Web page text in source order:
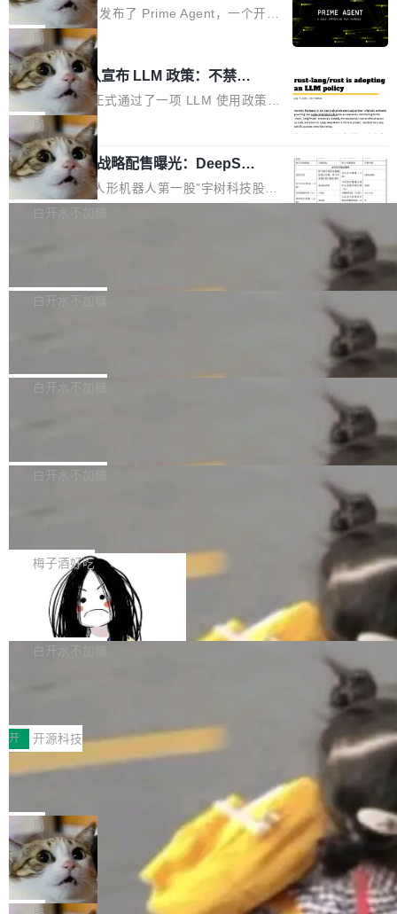
r Day）将在杭州启航。活动面向智能硬件产业
链企业和开发者，邀请行业专家与资深技术顾
问，围绕开源鸿蒙技术能力、设备适配、芯片适
配、功耗与稳定性调优、兼容性测评及统一互联
等内容展开系统讲解和实战交流，帮助企业进一
步了解开源鸿蒙在智能...
opilot coding agent 全部受影响。从检测到完全
恢复，大约 12 小时。 这是 2026 年 8 月的第六
起事故，其中四起与 AI/Copilot 服务相关。 Git
Hub 员工 kdaigle 在 HN 讨论中贴出了一组数
据：2025 年全年 10 亿次 commit。现在，每周
2.75 亿次，全年预计 140 亿次。GitHub...
进的编程 Agent，ARC-AGI 3 超越人类
专家基线
Prime Intellect 发布了 Prime Agent，一个开源
的编程 Agent Harness，核心设计围绕两个抽
象：Recursive Language Model（RLM）和 C
ontinual Harness。在 ARC-AGI 3 基准测试
上，Prime Agent + Opus 5 的组合达到了 95.
5% RHAE Best@1，超过了 ARC 报告的人类专
家基线 95.4%。 不是又一个 coding agent 包装
器 Prime Agent 的架构和市面上大多数 coding
agent 有本质区别。大多数 agent harness 的设
计是基于早期模型的能力—...
局
Rust 项目团队宣布 LLM 政策：不禁
止，但你要承认哪些代码不是你写的
Rust 语言项目正式通过了一项 LLM 使用政策，
覆盖 rust-lang/rust 单一仓库的代码贡献。这不
是项目级别的官方立场，目前由五个团队采纳，
但它可能是主流开源项目中关于 AI 辅助贡献最
细致的一份规则。 政策的核心只有一句话：LLM
可以用来分析、提炼、审阅、建议，但不能用来
不得生成涉及安全性的关键变更，除非作者本身
局
宇树科技 IPO 战略配售曝光：DeepSe
ek 获配 93.3 万股，锁定 36 个月
8月6日晚间，“人形机器人第一股”宇树科技股份
有限公司披露IPO发行价格及战略配售结果，杭
36个月。 公告显示，本次宇树科技战略配售对
员工参与设立的专项资产管理计划。其中，Dee
获配9...
白开水不加糖
Bug fixes and enhancements 修复多次传递同
一个回归问题，该问题导致拉取镜像时会拒绝包
题，该问题可能导致在旧版 Linux 内核...
白开水不加糖
e 孵化器项目管理委员会（IPMC）投票中获得
P）！这一里程碑不仅标志着 Fluss 迈入新的发
白开水不加糖
长期停止内容更新，未能实现其作为“AI版维基百
提交的编辑请求也长期处于待处理状态。 Groki
pedia 于去年底上线，定位为由人工智能生成内
容的百科平台，被马斯克视为传统众包百科网站
维基百科的替代方案。Lawfare 调查发现，无论
热门页面还是低关注度页面，均未出现近期更
白开水不加糖
是这样的：配 MessageSource 的 Bean、写 R
eloadableResourceBundleMessageSource、
声明 LocaleResolver、注册 LocaleChangeInt
erceptor…五六步之后才能看到第一行翻译文
本。 Solon 换了个方式。整个 i18n 模块围绕三
梅子酒好吃
Apache Doris 4.1 全面增强 Iceberg：
支持 UPDATE、MERGE INTO 与 Iceb
erg V3
Apache Doris 4.1 要补齐的，正是缺失的那一
半。在已有查询能力的基础上，Doris 进一步支
常维护操作，并完整支持 Iceberg V3 格式。
白开水不加糖
村国家自主创新示范区会议中心开幕。本届大会
由中关村智联软件服务业质量创新联盟主办，以
“智构可信·质创未来——AI原生时代的质量新范
式”为主题，直面AI从实验室走向规模化产业落地
的核心质量命题。会上，《2026智能研发生产力
工具选型手册》发布，Testin云测的Testin XAge
nt智能测试系统入选AI测试领域代表产品。对CI
O而言，这提示了一个转变：AI测试正在从效率
工具升级为企业的质量基础设施。 CIO面对的新
开 开源科技
让非法状态不可表示：一篇关于 ADT
有一种东西，一旦用过就回不去了。Alex Fedos
eev 管它叫"软件设计的基石"。 他说的东西不新
鲜——代数数据类型（ADT），尤其是和类型
（sum type）。但他说清楚了一件事：这不是类
型系统的学术体操，是日常编码的思维方式。 文
章从一个简单的例子切入。一个网站的深色主题
局
Cloudflare 开源内部企业 AI 平台 Clou
dflare OS
Cloudflare 发布了一个开源项目 Cloudflare O
S。如果你只看官方博客，你会觉得这是又一